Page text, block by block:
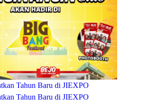
Tahun Baru di JIEXPO
Tahun Baru di JIEXPO